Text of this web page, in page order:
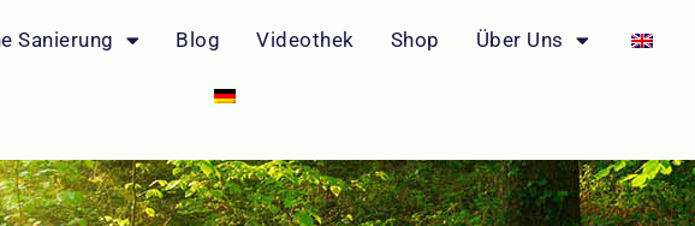
Sanierung Blog Videothek Shop Über Uns